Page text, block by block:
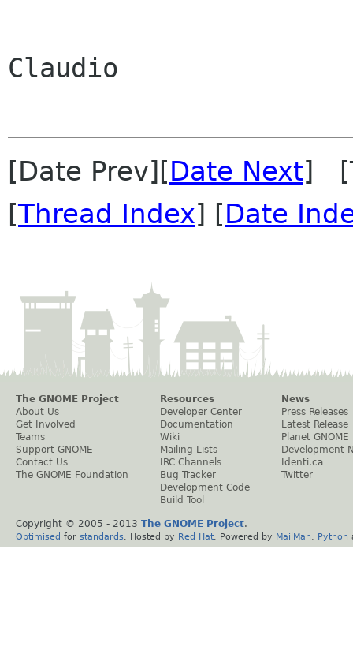
Claudio
[Date Prev][Date Next]
[Thread Index] [Date
The GNOME Project
About Us
Get Involved
Teams
Support GNOME
Contact Us
The GNOME Foundation
Resources
Developer Center
Documentation
Wiki
Mailing Lists
IRC Channels
Bug Tracker
Development Code
Build Tool
News
Press Releases
Latest Release
Planet GNOME
Development
Identi.ca
Twitter
Copyright © 2005 - 2013 The GNOME Project.
Optimised for standards . Hosted by Red Hat . Powered by MailMan Python